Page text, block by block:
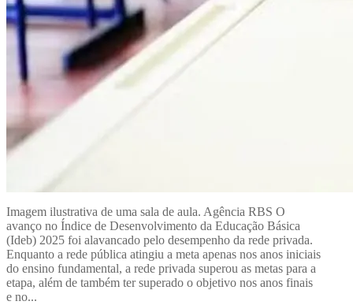
Imagem ilustrativa de uma sala de aula. Agência RBS O
avanço no Índice de Desenvolvimento da Educação Básica
(Ideb) 2025 foi alavancado pelo desempenho da rede privada.
Enquanto a rede pública atingiu a meta apenas nos anos iniciais
do ensino fundamental, a rede privada superou as metas para a
etapa, além de também ter superado o objetivo nos anos finais
e no...